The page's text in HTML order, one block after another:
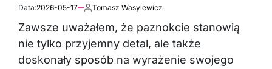
Data:2026-05-17 Autor:
Tomasz Wasylewicz
Zawsze uważałem, że paznokcie stanowią
nie tylko przyjemny detal, ale także
doskonały sposób na wyrażenie swojego